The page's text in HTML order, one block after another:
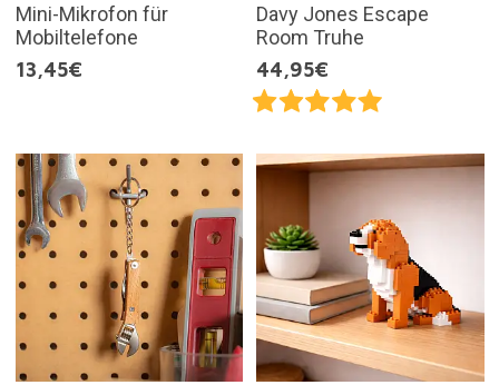
Mini-Mikrofon für
Mobiltelefone
13,45€
Davy Jones Escape
Room Truhe
44,95€